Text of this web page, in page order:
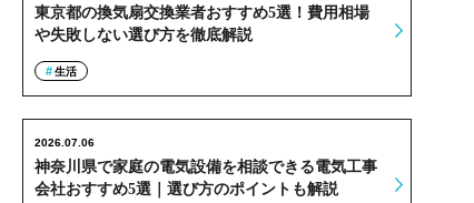
東京都の換気扇交換業者おすすめ5選！費用相場
や失敗しない選び方を徹底解説
生活
神奈川県で家庭の電気設備を相談できる電気工事
会社おすすめ5選｜選び方のポイントも解説
2026.07.06